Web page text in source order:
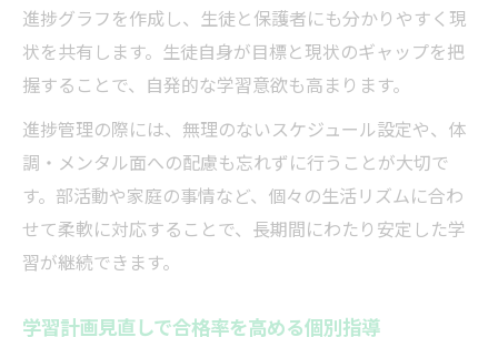
進捗グラフを作成し、生徒と保護者にも分かりやすく現
状を共有します。生徒自身が目標と現状のギャップを把
握することで、自発的な学習意欲も高まります。
進捗管理の際には、無理のないスケジュール設定や、体
調・メンタル面への配慮も忘れずに行うことが大切で
す。部活動や家庭の事情など、個々の生活リズムに合わ
せて柔軟に対応することで、長期間にわたり安定した学
習が継続できます。
学習計画見直しで合格率を高める個別指導